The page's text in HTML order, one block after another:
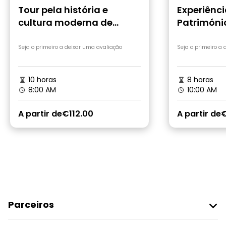
Tour pela história e
cultura moderna de
Seja o primeiro a deixar uma avaliação
10 horas
8:00 AM
A partir de€112.00
Excursão
Seja o primeiro a
8 horas
10:00 AM
A partir de
Parceiros